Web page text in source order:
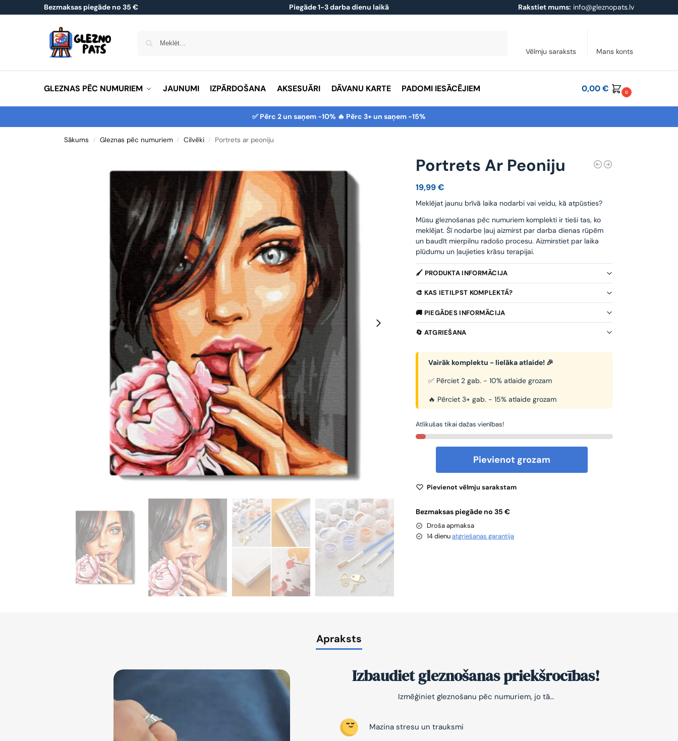
Bezmaksas piegāde no 35 € Piegāde 1-3 darba dienu laikā Rakstiet mums: info@gleznopats.lv
Vēlmju saraksts Mans konts
GLEZNAS PĒC NUMURIEM JAUNUMI IZPĀRDOŠANA AKSESUĀRI DĀVANU KARTE PADOMI IESĀCĒJIEM 0,00€ 0
✅ Pērc 2 un saņem -10% 🔥 Pērc 3+ un saņem -15%
Sākums / Gleznas pēc numuriem / Cilvēki / Portrets ar peoniju
Portrets Ar Peoniju
19,99€
Meklējat jaunu brīvā laika nodarbi vai veidu, kā atpūsties?
Mūsu gleznošanas pēc numuriem komplekti ir tieši tas, ko
meklējat. Šī nodarbe ļauj aizmirst par darba dienas rūpēm
un baudīt mierpilnu radošo procesu. Aizmirstiet par laika
plūdumu un ļaujieties krāsu terapijai.
🖌️ PRODUKTA INFORMĀCIJA
🎨 KAS IETILPST KOMPLEKTĀ?
🚚 PIEGĀDES INFORMĀCIJA
🔄 ATGRIEŠANA
Vairāk komplektu - lielāka atlaide! 🎉
✅ Pērciet 2 gab. - 10% atlaide grozam
🔥 Pērciet 3+ gab. - 15% atlaide grozam
Atlikušas tikai dažas vienības!
Pievienot grozam
Pievienot vēlmju sarakstam
Bezmaksas piegāde no 35 €
Droša apmaksa
14 dienuatgriešanas garantija
Apraksts
Izbaudiet gleznošanas priekšrocības!
Izmēģiniet gleznošanu pēc numuriem, jo tā…
Mazina stresu un trauksmi